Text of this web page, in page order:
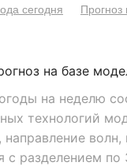
сегодня
на базе
на неделю
технологий
направление
с разделением